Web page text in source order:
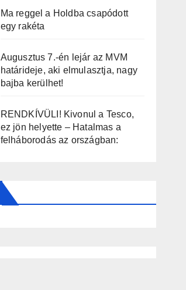
Ma reggel a Holdba csapódott
egy rakéta
Augusztus 7.-én lejár az MVM
határideje, aki elmulasztja, nagy
bajba kerülhet!
RENDKÍVÜLI! Kivonul a Tesco,
ez jön helyette – Hatalmas a
felháborodás az országban: